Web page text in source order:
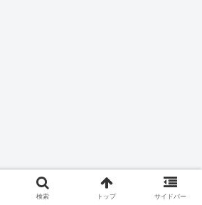
検索 トップ サイドバー